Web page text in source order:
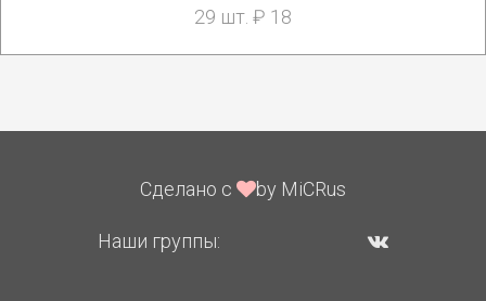
29 шт. ₽ 18
Сделано с by MiCRus
Наши группы: